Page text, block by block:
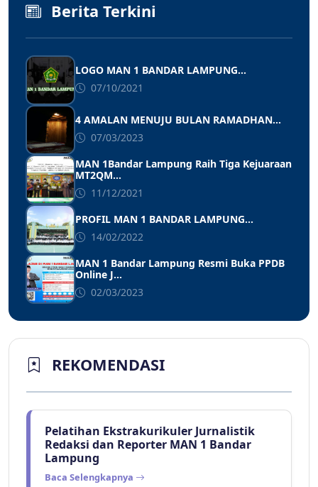
Berita Terkini
LOGO MAN 1 BANDAR LAMPUNG...
07/10/2021
4 AMALAN MENUJU BULAN RAMADHAN...
07/03/2023
MAN 1Bandar Lampung Raih Tiga Kejuaraan
MT2QM...
11/12/2021
PROFIL MAN 1 BANDAR LAMPUNG...
14/02/2022
MAN 1 Bandar Lampung Resmi Buka PPDB
Online J...
02/03/2023
REKOMENDASI
Pelatihan Ekstrakurikuler Jurnalistik
Redaksi dan Reporter MAN 1 Bandar
Lampung
Baca Selengkapnya